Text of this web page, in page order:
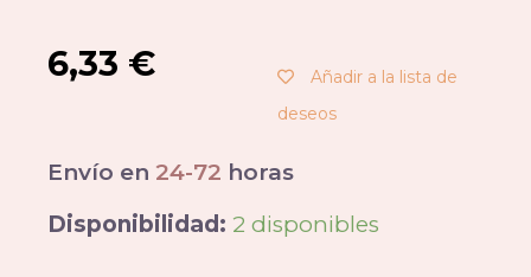
6,33 €
Añadir a la lista de
deseos
Envío en 24-72 horas
Disponibilidad: 2 disponibles